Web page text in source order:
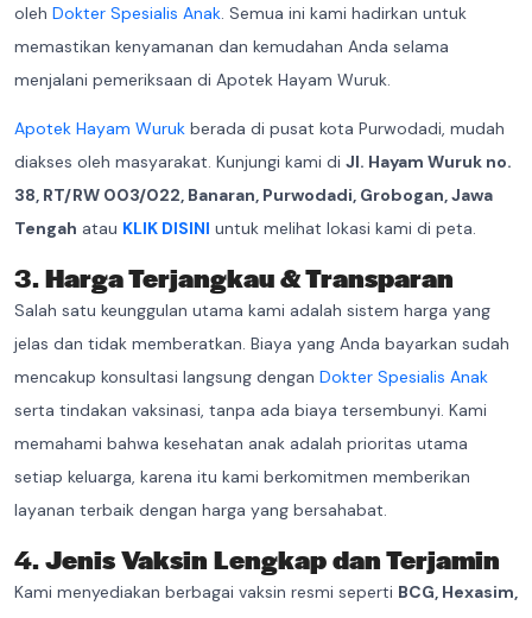
oleh Dokter Spesialis Anak . Semua ini kami hadirkan untuk
memastikan kenyamanan dan kemudahan Anda selama
menjalani pemeriksaan di Apotek Hayam Wuruk.
Apotek Hayam Wuruk berada di pusat kota Purwodadi, mudah
diakses oleh masyarakat. Kunjungi kami di Jl. Hayam Wuruk no.
38, RT/RW 003/022, Banaran, Purwodadi, Grobogan, Jawa
Tengah atau KLIK DISINI untuk melihat lokasi kami di peta.
3.Harga Terjangkau & Transparan
Salah satu keunggulan utama kami adalah sistem harga yang
jelas dan tidak memberatkan. Biaya yang Anda bayarkan sudah
mencakup konsultasi langsung dengan Dokter Spesialis Anak
serta tindakan vaksinasi, tanpa ada biaya tersembunyi. Kami
memahami bahwa kesehatan anak adalah prioritas utama
setiap keluarga, karena itu kami berkomitmen memberikan
layanan terbaik dengan harga yang bersahabat.
4.Jenis Vaksin Lengkap dan Terjamin
Kami menyediakan berbagai vaksin resmi seperti BCG, Hexasim,